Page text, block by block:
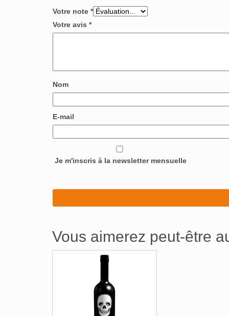
Votre note *
Votre avis *
Nom
E-mail
Je m'inscris à la newsletter mensuelle
Vous aimerez peut-être